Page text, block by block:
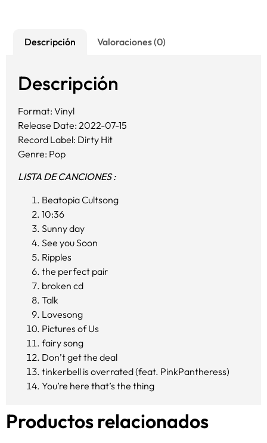
Descripción Valoraciones (0)
Descripción
Format: Vinyl
Release Date: 2022-07-15
Record Label: Dirty Hit
Genre: Pop
LISTA DE CANCIONES :
Beatopia Cultsong
10:36
Sunny day
See you Soon
Ripples
the perfect pair
broken cd
Talk
Lovesong
Pictures of Us
fairy song
Don’t get the deal
tinkerbell is overrated (feat. PinkPantheress)
You’re here that’s the thing
Productos relacionados